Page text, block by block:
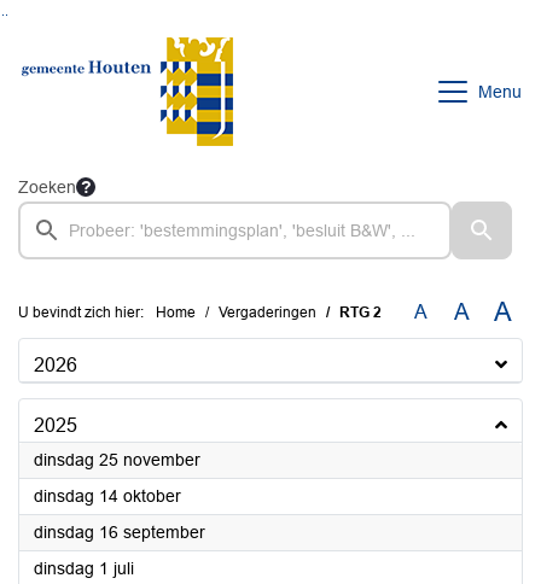
Menu
Zoeken
U bevindt zich hier: Home Vergaderingen RTG 2 A A A
2026
2025
dinsdag 25 november2025
dinsdag 14 oktober2025
dinsdag 16 september2025
dinsdag 1 juli2025